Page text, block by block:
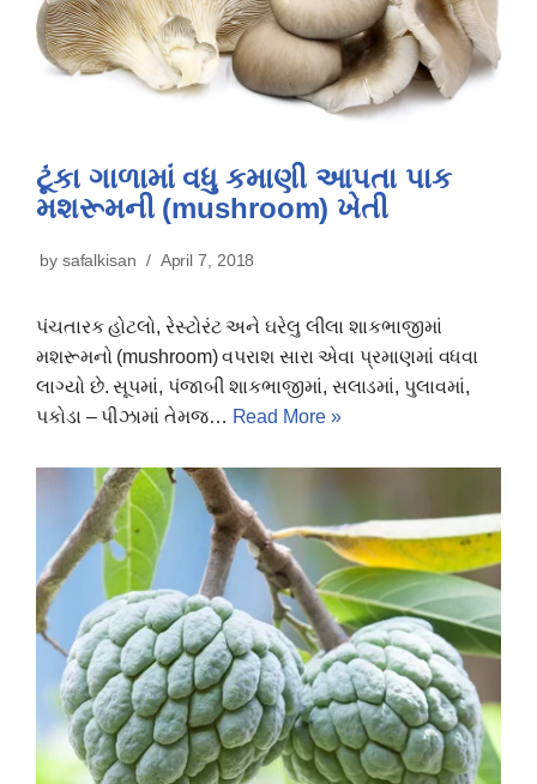
ટૂંકા ગાળામાં વધુ કમાણી આપતા પાક
મશરૂમની (mushroom) ખેતી
by safalkisan April 7, 2018
પંચતારક હોટલો, રેસ્ટોરંટ અને ઘરેલુ લીલા શાકભાજીમાં
મશરૂમનો (mushroom) વપરાશ સારા એવા પ્રમાણમાં વધવા
લાગ્યો છે. સૂપમાં, પંજાબી શાકભાજીમાં, સલાડમાં, પુલાવમાં,
પકોડા – પીઝામાં તેમજ… Read More »